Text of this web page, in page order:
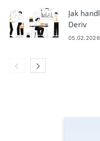
Jak
Deriv
05.02.2026